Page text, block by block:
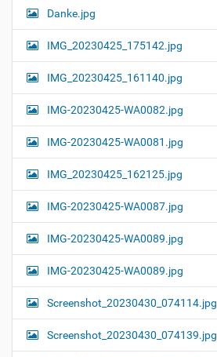
Danke.jpg
IMG_20230425_175142.jpg
IMG_20230425_161140.jpg
IMG-20230425-WA0082.jpg
IMG-20230425-WA0081.jpg
IMG_20230425_162125.jpg
IMG-20230425-WA0087.jpg
IMG-20230425-WA0089.jpg
IMG-20230425-WA0089.jpg
Screenshot_20230430_074114.jpg
Screenshot_20230430_074139.jpg